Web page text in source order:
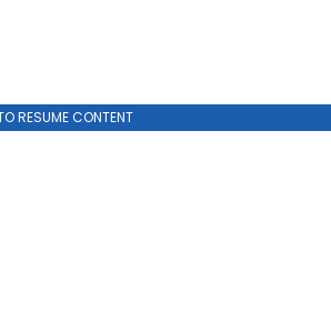
RESUME CONTENT